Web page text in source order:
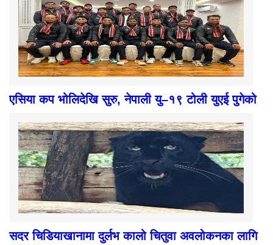
एसिया कप भोलिदेखि सुरु, नेपाली यु–१९ टोली युएई पुगेको
सदर चिडियाखानामा दुर्लभ कालो चितुवा अवलोकनका लागि